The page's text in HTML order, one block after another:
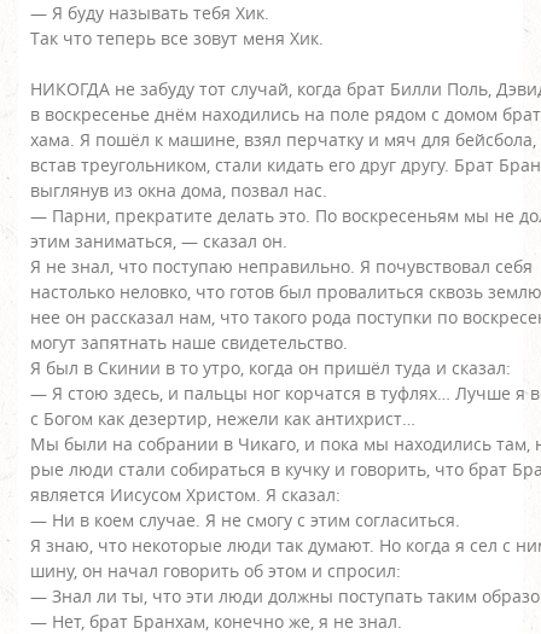
— Я буду называть тебя Хик.
Так что теперь все зовут меня Хик.
НИКОГДА не забуду тот случай, когда брат Билли Поль,
в воскресенье днём находились на поле рядом с домом
хама. Я пошёл к машине, взял перчатку и мяч для
встав треугольником, стали кидать его друг другу. Брат
выглянув из окна дома, позвал нас.
— Парни, прекратите делать это. По воскресеньям мы не
этим заниматься, — сказал он.
Я не знал, что поступаю неправильно. Я почувствовал себя
настолько неловко, что готов был провалиться сквозь
нее он рассказал нам, что такого рода поступки по
могут запятнать наше свидетельство.
Я был в Скинии в то утро, когда он пришёл туда и сказал:
— Я стою здесь, и пальцы ног корчатся в туфлях… Лучше я
с Богом как дезертир, нежели как антихрист…
Мы были на собрании в Чикаго, и пока мы находились там,
рые люди стали собираться в кучку и говорить, что брат
является Иисусом Христом. Я сказал:
— Ни в коем случае. Я не смогу с этим согласиться.
Я знаю, что некоторые люди так думают. Но когда я сел с
шину, он начал говорить об этом и спросил:
— Знал ли ты, что эти люди должны поступать таким
— Нет, брат Бранхам, конечно же, я не знал.